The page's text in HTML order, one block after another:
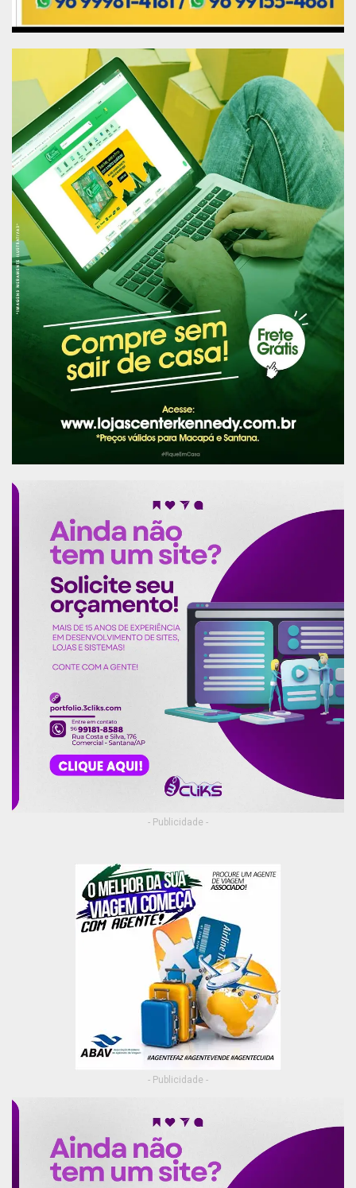
Processo seletivo
As inscrições iniciam nesta terça-feira (1º) e
seguem até às 12h do dia 5 de junho. Os
candidatos devem preencher o formulário
disponibilizado no site da Prefeitura de Macapá,
no
https://docs.google.com/forms/d/e/
eX4drAYQ/viewform e enviar o currículo, além da
declaração escolar atualizada, para o e-mail
inova.prefeituramcp@gmail.com . Os estudantes
com necessidades especiais deverão anexar o
laudo. As informações e áreas estão no edital do
As seleções para as entrevistas serão feitas por
análise curricular e serão analisados
conhecimentos avançados em informática,
disponibilidade de horário, habilidade,
conhecimentos e se o candidato está
regularmente matriculado na instituição de
ensino.
Os candidatos aprovados ficarão em cadastro de
reserva, podendo ser chamado posteriormente,
de acordo com a necessidade da Prefeitura
Municipal de Macapá.
Cada estagiário contratado terá direito a bolsa-
auxílio mensal no valor de R$ 550, 00 (quinhentos
e cinquenta reais), auxílio-transporte, seguro de
vida, auxílios acidente e funeral.
nível superior e para nível médio 4 horas por dia
totalizando 20 horas semanais. O estágio terá
duração mínima de seis meses, podendo ser
- Publicidade -
- Publicidade -